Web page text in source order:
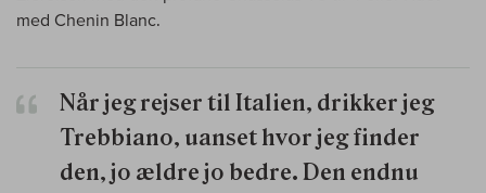
med Chenin Blanc.
Når jeg rejser til Italien, drikker jeg
Trebbiano, uanset hvor jeg finder
den, jo ældre jo bedre. Den endnu